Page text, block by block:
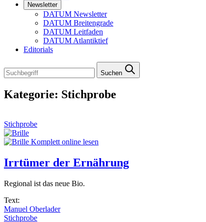
Newsletter
DATUM Newsletter
DATUM Breitengrade
DATUM Leitfaden
DATUM Atlantiktief
Editorials
Suchen
Kategorie: Stichprobe
Stichprobe
Komplett online lesen
Irrtümer der Ernährung
Regional ist das neue Bio.
Text:
Manuel Oberlader
Stichprobe